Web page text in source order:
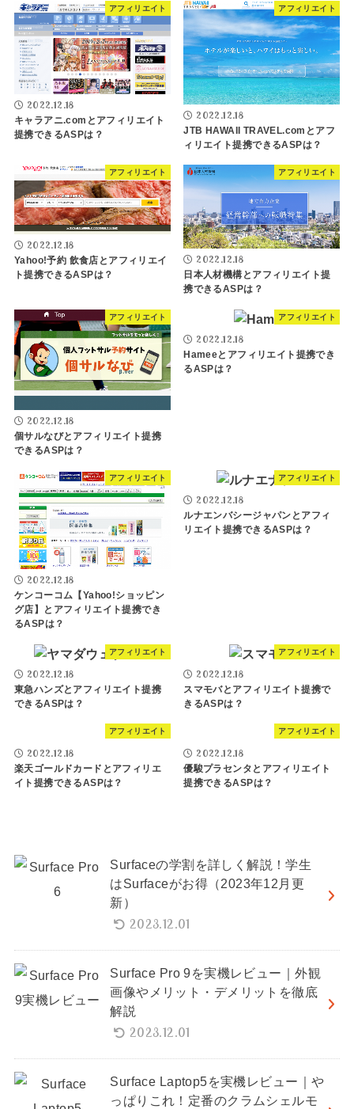
アフィリエイト
2022.12.18
キャラアニ.comとアフィリエイト
提携できるASPは？
アフィリエイト
2022.12.18
JTB HAWAII TRAVEL.comとアフ
ィリエイト提携できるASPは？
アフィリエイト
2022.12.18
Yahoo!予約 飲食店とアフィリエイ
ト提携できるASPは？
アフィリエイト
2022.12.18
日本人材機構とアフィリエイト提
携できるASPは？
アフィリエイト
2022.12.18
個サルなびとアフィリエイト提携
できるASPは？
アフィリエイト
2022.12.18
Hameeとアフィリエイト提携でき
るASPは？
アフィリエイト
2022.12.18
ケンコーコム【Yahoo!ショッピン
グ店】とアフィリエイト提携でき
るASPは？
アフィリエイト
2022.12.18
ルナエンバシージャパンとアフィ
リエイト提携できるASPは？
アフィリエイト
2022.12.18
東急ハンズとアフィリエイト提携
できるASPは？
アフィリエイト
2022.12.18
スマモバとアフィリエイト提携で
きるASPは？
アフィリエイト
2022.12.18
楽天ゴールドカードとアフィリエ
イト提携できるASPは？
アフィリエイト
2022.12.18
優駿プラセンタとアフィリエイト
提携できるASPは？
Surfaceの学割を詳しく解説！学生
はSurfaceがお得（2023年12月更
新）
2023.12.01
Surface Pro 9を実機レビュー｜外観
画像やメリット・デメリットを徹底
解説
2023.12.01
Surface Laptop5を実機レビュー｜や
っぱりこれ！定番のクラムシェルモ